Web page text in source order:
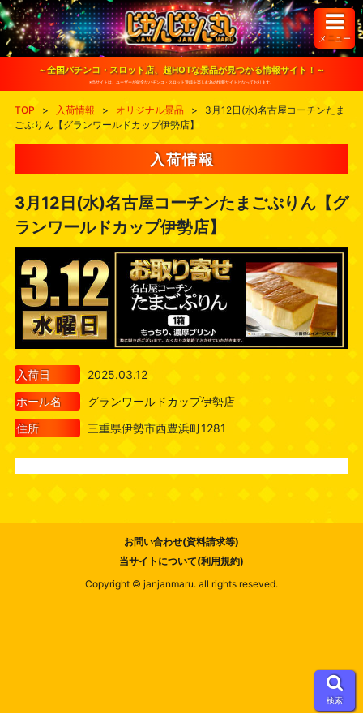
S
k
i
o
メニュー
～全国パチンコ・スロット店、超HOTな景品が見つかる情報サイト！～
※当サイトは、ユーザーが健全なパチンコ・スロット遊戯を楽しむ為の情報サイトとなっております。
TOP > 入荷情報 > オリジナル景品 >
3月12日(水)名古屋コーチンたま
ごぷりん【グランワールドカップ伊勢店】
入荷情報
3月12日(水)名古屋コーチンたまごぷりん【グ
ランワールドカップ伊勢店】
入荷日
2025.03.12
ホール名
グランワールドカップ伊勢店
住所
三重県伊勢市西豊浜町1281
お問い合わせ(資料請求等)
当サイトについて(利用規約)
Copyright © janjanmaru. all rights reseved.
検索